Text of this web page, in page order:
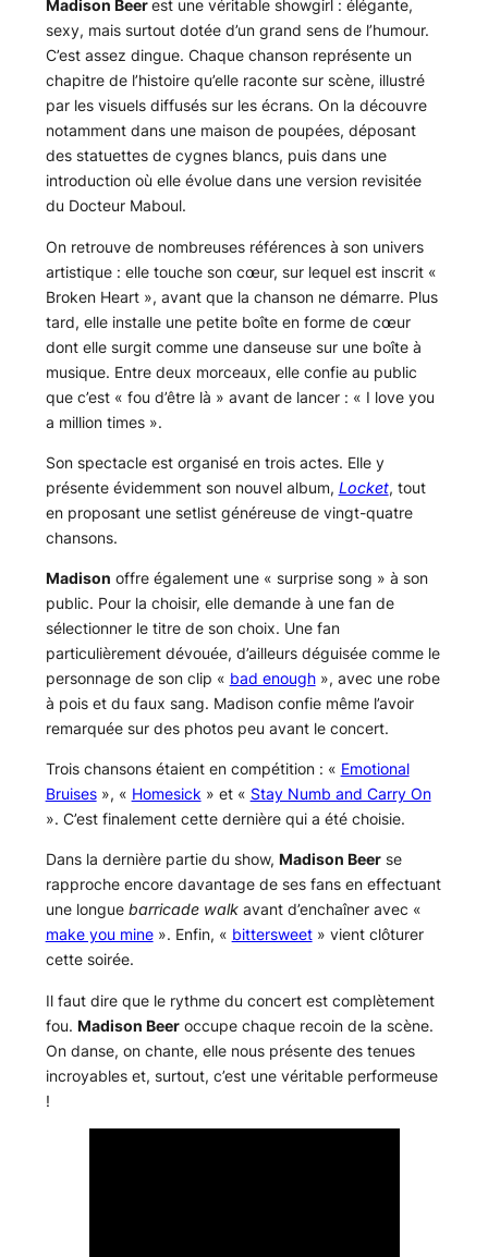
Madison Beerest une véritable showgirl : élégante,
sexy, mais surtout dotée d’un grand sens de l’humour.
C’est assez dingue. Chaque chanson représente un
chapitre de l’histoire qu’elle raconte sur scène, illustré
par les visuels diffusés sur les écrans. On la découvre
notamment dans une maison de poupées, déposant
des statuettes de cygnes blancs, puis dans une
introduction où elle évolue dans une version revisitée
du Docteur Maboul.
On retrouve de nombreuses références à son univers
artistique : elle touche son cœur, sur lequel est inscrit «
Broken Heart », avant que la chanson ne démarre. Plus
tard, elle installe une petite boîte en forme de cœur
dont elle surgit comme une danseuse sur une boîte à
musique. Entre deux morceaux, elle confie au public
que c’est « fou d’être là » avant de lancer : « I love you
a million times ».
Son spectacle est organisé en trois actes. Elle y
présente évidemment son nouvel album, Locket, tout
en proposant une setlist généreuse de vingt-quatre
chansons.
Madison offre également une « surprise song » à son
public. Pour la choisir, elle demande à une fan de
sélectionner le titre de son choix. Une fan
particulièrement dévouée, d’ailleurs déguisée comme le
personnage de son clip « bad enough», avec une robe
à pois et du faux sang. Madison confie même l’avoir
remarquée sur des photos peu avant le concert.
Trois chansons étaient en compétition : « Emotional
Bruises», « Homesick » et « Stay Numb and Carry On
». C’est finalement cette dernière qui a été choisie.
Dans la dernière partie du show, Madison Beerse
rapproche encore davantage de ses fans en effectuant
une longue barricade walkavant d’enchaîner avec «
make you mine». Enfin, « bittersweet» vient clôturer
cette soirée.
Il faut dire que le rythme du concert est complètement
fou. Madison Beeroccupe chaque recoin de la scène.
On danse, on chante, elle nous présente des tenues
incroyables et, surtout, c’est une véritable performeuse
!